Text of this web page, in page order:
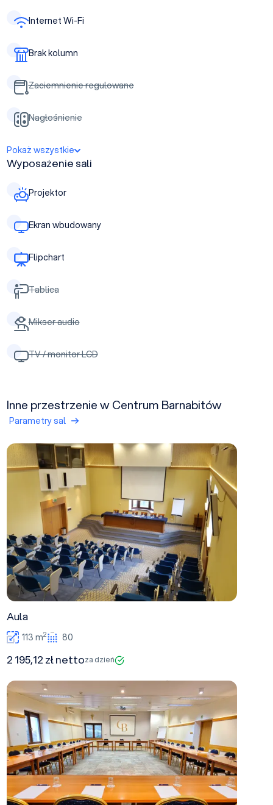
Internet Wi-Fi
Brak kolumn
Zaciemnienie regulowane
Nagłośnienie
Pokaż wszystkie
Wyposażenie sali
Projektor
Ekran wbudowany
Flipchart
Tablica
Mikser audio
TV / monitor LCD
Inne przestrzenie w Centrum Barnabitów
Parametry sal
Aula
Aula
113 m2 80
2 195,12 zł nettoza dzień